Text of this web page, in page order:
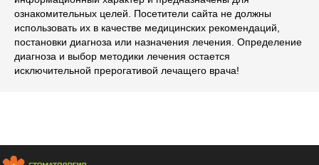
ознакомительных целей. Посетители сайта не должны
использовать их в качестве медицинских рекомендаций,
постановки диагноза или назначения лечения. Определение
диагноза и выбор методики лечения остается
исключительной прерогативой лечащего врача!